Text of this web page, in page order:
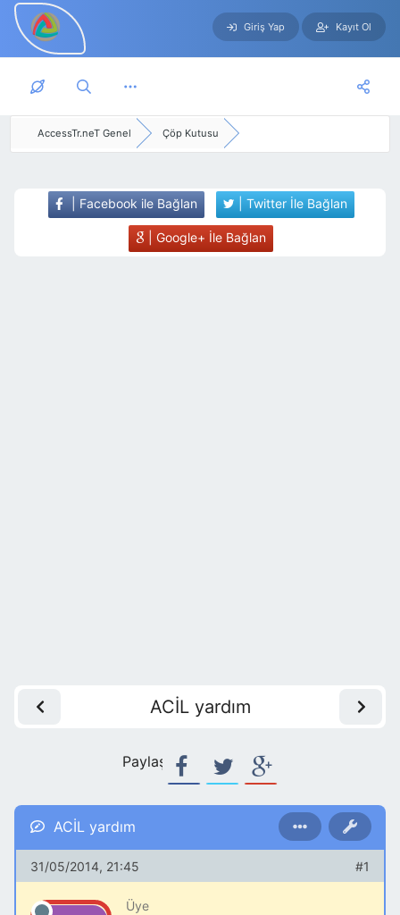
Skip to main content
Giriş Yap Kayıt Ol
AccessTr.neT Genel Çöp Kutusu
| Facebook ile Bağlan | Twitter İle Bağlan
| Google+ İle Bağlan
ACİL yardım
Paylaş:
ACİL yardım
31/05/2014, 21:45 #1
Üye